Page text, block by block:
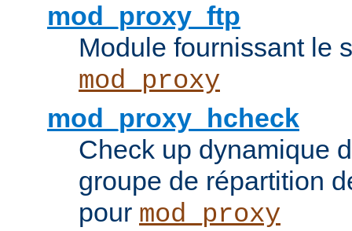
mod_proxy_ftp
Module fournissant le
mod_proxy
mod_proxy_hcheck
Check up dynamique
groupe de répartition
pour mod_proxy